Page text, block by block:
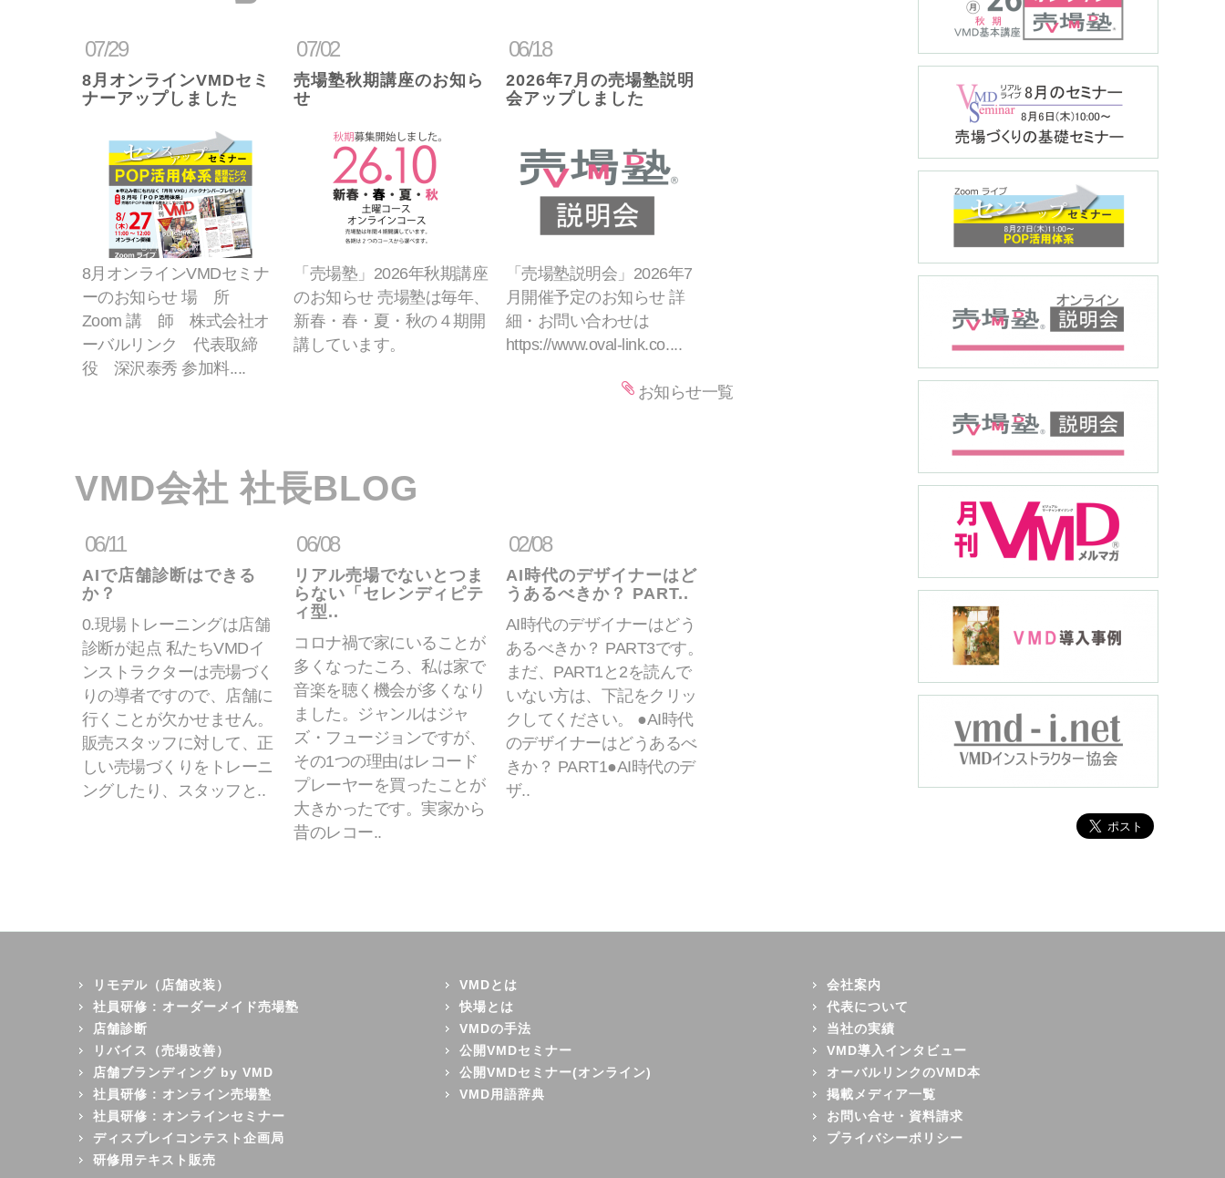
07/29
8月オンラインVMDセミ
ナーアップしました
8月オンラインVMDセミナ
ーのお知らせ 場 所
Zoom 講 師 株式会社オ
ーバルリンク 代表取締
役 深沢泰秀 参加料....
07/02
売場塾秋期講座のお知ら
せ
「売場塾」2026年秋期講座
のお知らせ 売場塾は毎年、
新春・春・夏・秋の４期開
講しています。
06/18
2026年7月の売場塾説明
会アップしました
「売場塾説明会」2026年7
月開催予定のお知らせ 詳
細・お問い合わせは
https://www.oval-link.co....
お知らせ一覧
VMD会社 社長BLOG
06/11
AIで店舗診断はできる
か？
0.現場トレーニングは店舗
診断が起点 私たちVMDイ
ンストラクターは売場づく
りの導者ですので、店舗に
行くことが欠かせません。
販売スタッフに対して、正
しい売場づくりをトレーニ
ングしたり、スタッフと..
06/08
リアル売場でないとつま
らない「セレンディピテ
ィ型..
コロナ禍で家にいることが
多くなったころ、私は家で
音楽を聴く機会が多くなり
ました。ジャンルはジャ
ズ・フュージョンですが、
その1つの理由はレコード
プレーヤーを買ったことが
大きかったです。実家から
昔のレコー..
02/08
AI時代のデザイナーはど
うあるべきか？ PART..
AI時代のデザイナーはどう
あるべきか？ PART3です。
まだ、PART1と2を読んで
いない方は、下記をクリッ
クしてください。 ●AI時代
のデザイナーはどうあるべ
きか？ PART1●AI時代のデ
ザ..
会社案内
代表について
当社の実績
VMD導入インタビュー
オーバルリンクのVMD本
掲載メディア一覧
お問い合せ・資料請求
プライバシーポリシー
VMDとは
快場とは
VMDの手法
公開VMDセミナー
公開VMDセミナー(オンライン)
VMD用語辞典
リモデル（店舗改装）
社員研修 : オーダーメイド売場塾
店舗診断
リバイス（売場改善）
店舗ブランディング by VMD
社員研修 : オンライン売場塾
社員研修 : オンラインセミナー
ディスプレイコンテスト企画局
研修用テキスト販売